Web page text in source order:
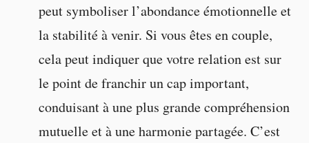
peut symboliser l’abondance émotionnelle et
la stabilité à venir. Si vous êtes en couple,
cela peut indiquer que votre relation est sur
le point de franchir un cap important,
conduisant à une plus grande compréhension
mutuelle et à une harmonie partagée. C’est